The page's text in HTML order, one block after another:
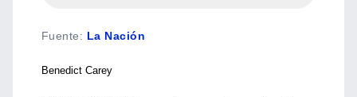
Fuente: La Nación
Benedict Carey